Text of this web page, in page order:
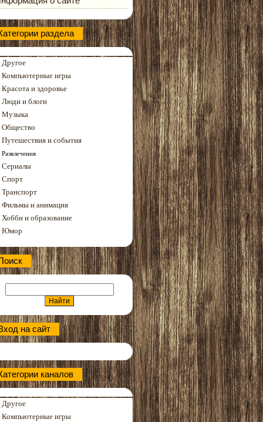
раздела
Другое
Компьютерные игры
Красота и здоровье
Люди и блоги
Музыка
Общество
Путешествия и события
Развлечения
Сериалы
Спорт
Транспорт
Фильмы и анимация
Хобби и образование
Юмор
на сайт
каналов
Другое
Компьютерные игры